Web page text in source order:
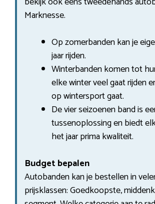
Marknesse.
Op zomerbanden kan je
jaar rijden.
Winterbanden komen tot
elke winter veel gaat rijden
op wintersport gaat.
De vier seizoenen band is
tussenoplossing en biedt
het jaar prima kwaliteit.
Budget bepalen
Autobanden kan je bestellen in
prijsklassen: Goedkoopste,